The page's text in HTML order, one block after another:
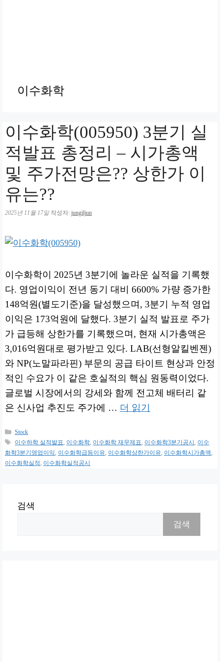
이수화학
이수화학(005950) 3분기 실
적발표 총정리 – 시가총액
및 주가전망은?? 상한가 이
유는??
2025년 11월 17일 작성자: jungiljun
이수화학이 2025년 3분기에 놀라운 실적을 기록했
다. 영업이익이 전년 동기 대비 6600% 가량 증가한
148억원(별도기준)을 달성했으며, 3분기 누적 영업
이익은 173억원에 달했다. 3분기 실적 발표로 주가
가 급등해 상한가를 기록했으며, 현재 시가총액은
3,016억원대로 평가받고 있다. LAB(선형알킬벤젠)
와 NP(노말파라핀) 부문의 공급 타이트 현상과 안정
적인 수요가 이 같은 호실적의 핵심 원동력이었다.
글로벌 시장에서의 강세와 함께 전고체 배터리 같
은 신사업 추진도 주가에 … 더 읽기
카
테
고
리
Stock
태
그
이수하학 실적발표, 이수화학, 이수화학 재무제표, 이수화학3분기공시, 이수
화학3분기영업이익, 이수화학급등이유, 이수화학상한가이유, 이수화학시가총액,
이수화학실적, 이수화학실적공시
검색
검색